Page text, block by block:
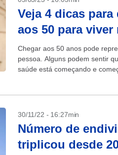
Veja 4 dicas
aos 50 para viver
Chegar aos 50 anos pode
pessoa. Alguns podem sentir
saúde está começando e
30/11/22 - 16:27min
Número de
triplicou desde